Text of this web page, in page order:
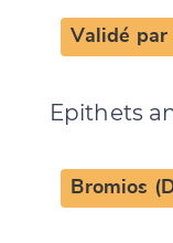
Validé par
Epithets
Bromios